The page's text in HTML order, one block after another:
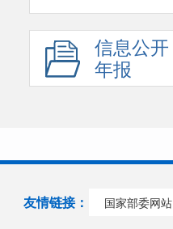
信息公开
年报
友情链接： 国家部委网站